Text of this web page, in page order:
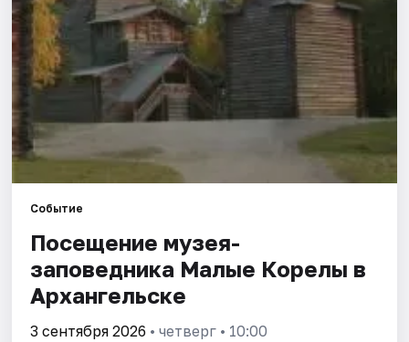
Событие
Посещение музея-
заповедника Малые Корелы в
Архангельске
3 сентября 2026 • четверг • 10:00